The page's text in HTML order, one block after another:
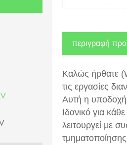
περιγραφή
Καλώς ήρθατε
τις εργασίες
Αυτή η υποδοχή
Ιδανικό για
λειτουργεί με